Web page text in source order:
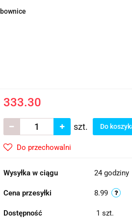
333.30
szt. Do
Do przechowalni
Wysyłka w ciągu 24 godziny
Cena przesyłki 8.99
Dostępność 1 szt.